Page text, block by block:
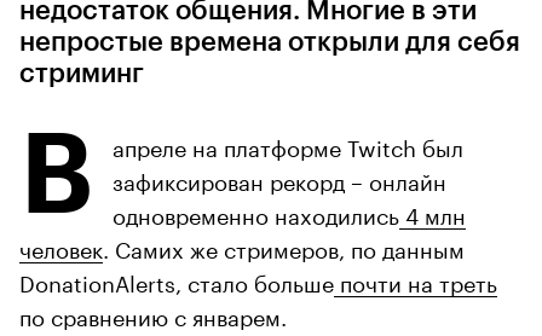
недостаток общения. Многие в эти
непростые времена открыли для себя
стриминг
В
апреле на платформе Twitch был
зафиксирован рекорд – онлайн
одновременно находились4 млн
человек . Самих же стримеров, по данным
DonationAlerts, стало больше почти на треть
по сравнению с январем.